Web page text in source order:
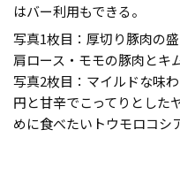
はバー利用もできる。
写真1枚目：厚切り豚肉の
肩ロース・モモの豚肉とキ
写真2枚目：マイルドな味
円と甘辛でこってりとした
めに食べたいトウモロコシ